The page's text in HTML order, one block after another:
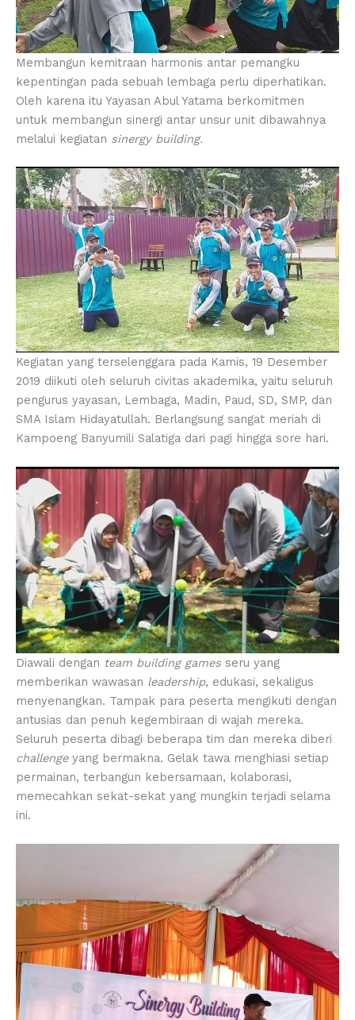
Membangun kemitraan harmonis antar pemangku
kepentingan pada sebuah lembaga perlu diperhatikan.
Oleh karena itu Yayasan Abul Yatama berkomitmen
untuk membangun sinergi antar unsur unit dibawahnya
melalui kegiatan sinergy building.
Kegiatan yang terselenggara pada Kamis, 19 Desember
2019 diikuti oleh seluruh civitas akademika, yaitu seluruh
pengurus yayasan, Lembaga, Madin, Paud, SD, SMP, dan
SMA Islam Hidayatullah. Berlangsung sangat meriah di
Kampoeng Banyumili Salatiga dari pagi hingga sore hari.
Diawali dengan team building games seru yang
memberikan wawasan leadership, edukasi, sekaligus
menyenangkan. Tampak para peserta mengikuti dengan
antusias dan penuh kegembiraan di wajah mereka.
Seluruh peserta dibagi beberapa tim dan mereka diberi
challengeyang bermakna. Gelak tawa menghiasi setiap
permainan, terbangun kebersamaan, kolaborasi,
memecahkan sekat-sekat yang mungkin terjadi selama
ini.